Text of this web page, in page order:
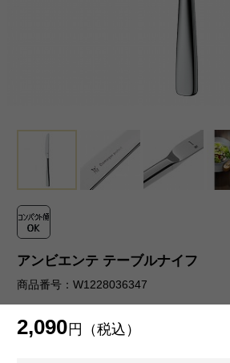
アンビエンテ テーブルナイフ
商品番号：W1228036347
2,090 円（税込）